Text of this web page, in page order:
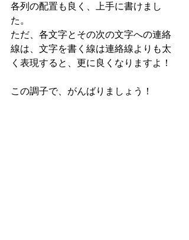
各列の配置も良く、上手に書けまし
た。
ただ、各文字とその次の文字への連絡
線は、文字を書く線は連絡線よりも太
く表現すると、更に良くなりますよ！
この調子で、がんばりましょう！